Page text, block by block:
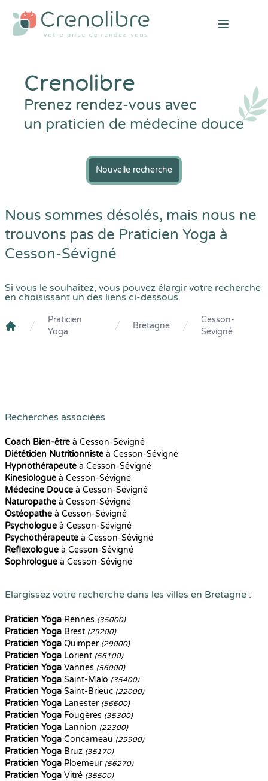
Open
Crenolibre
Prenez rendez-vous avec
un praticien de médecine douce
Nouvelle recherche
Nous sommes désolés, mais nous ne
trouvons pas de Praticien Yoga à
Cesson-Sévigné
Si vous le souhaitez, vous pouvez élargir votre recherche
en choisissant un des liens ci-dessous.
Crenolibre
Praticien
Yoga
Bretagne
Cesson-
Sévigné
Recherches associées
Coach Bien-être à Cesson-Sévigné
Diététicien Nutritionniste à Cesson-Sévigné
Hypnothérapeute à Cesson-Sévigné
Kinesiologue à Cesson-Sévigné
Médecine Douce à Cesson-Sévigné
Naturopathe à Cesson-Sévigné
Ostéopathe à Cesson-Sévigné
Psychologue à Cesson-Sévigné
Psychothérapeute à Cesson-Sévigné
Reflexologue à Cesson-Sévigné
Sophrologue à Cesson-Sévigné
Elargissez votre recherche dans les villes en Bretagne :
Praticien Yoga Rennes (35000)
Praticien Yoga Brest (29200)
Praticien Yoga Quimper (29000)
Praticien Yoga Lorient (56100)
Praticien Yoga Vannes (56000)
Praticien Yoga Saint-Malo (35400)
Praticien Yoga Saint-Brieuc (22000)
Praticien Yoga Lanester (56600)
Praticien Yoga Fougères (35300)
Praticien Yoga Lannion (22300)
Praticien Yoga Concarneau (29900)
Praticien Yoga Bruz (35170)
Praticien Yoga Ploemeur (56270)
Praticien Yoga Vitré (35500)